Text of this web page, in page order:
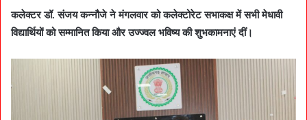
कलेक्टर डॉ. संजय कन्नौजे ने मंगलवार को कलेक्टोरेट सभाकक्ष में सभी मेधावी
विद्यार्थियों को सम्मानित किया और उज्ज्वल भविष्य की शुभकामनाएं दीं।